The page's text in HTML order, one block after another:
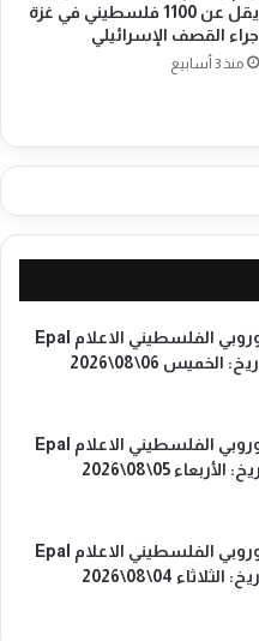
يقل عن 1100 فلسطيني في غزة
جراء القصف الإسرائيلي
منذ 3 أسابيع
نشرة المركز الاوروبي الفلسطيني الاعلام Epal
نشرة المركز الاوروبي الفلسطيني الاعلام Epal
نشرة المركز الاوروبي الفلسطيني الاعلام Epal